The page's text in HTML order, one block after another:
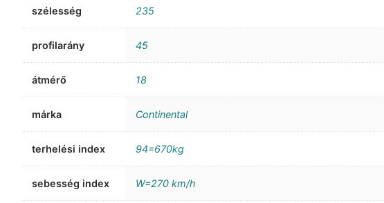
szélesség 235
profilarány 45
átmérő 18
márka Continental
terhelési index 94=670kg
sebesség index W=270 km/h